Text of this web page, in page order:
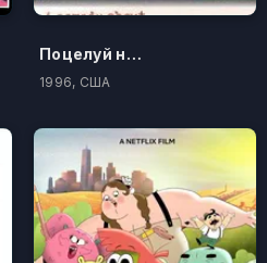
Поцелуй на удачу
1996, США